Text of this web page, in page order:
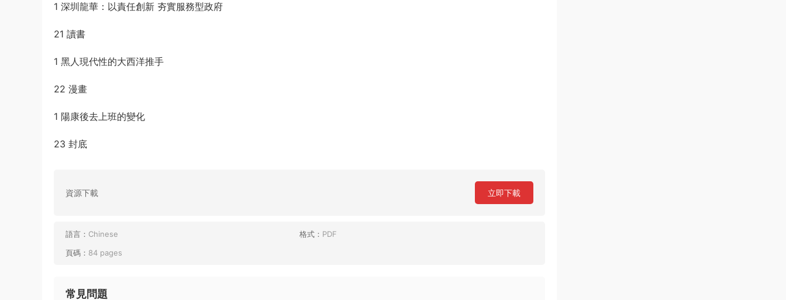
1 深圳龍華：以責任創新 夯實服務型政府
21 讀書
1 黑人現代性的大西洋推手
22 漫畫
1 陽康後去上班的變化
23 封底
資源下載 立即下載
語言： Chinese 格式： PDF
頁碼： 84 pages
常見問題